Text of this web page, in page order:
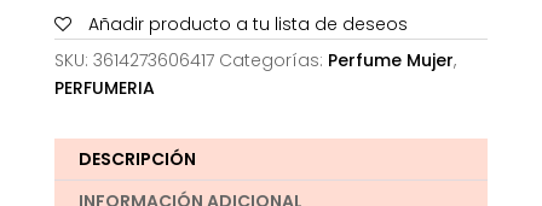
Añadir producto a tu lista de deseos
SKU: 3614273606417 Categorías: Perfume Mujer,
PERFUMERIA
DESCRIPCIÓN